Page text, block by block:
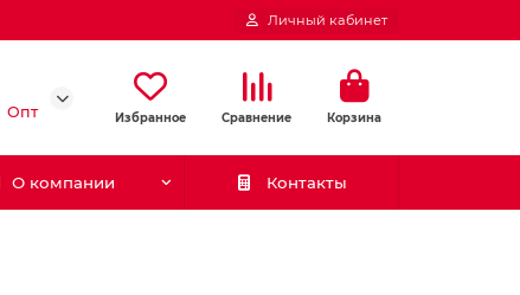
Личный кабинет
Опт Избранное Сравнение Корзина
О компании Контакты